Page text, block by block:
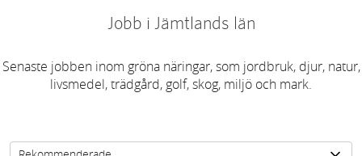
Jobb i Jämtlands län
Senaste jobben inom gröna näringar, som jordbruk, djur, natur,
livsmedel, trädgård, golf, skog, miljö och mark.